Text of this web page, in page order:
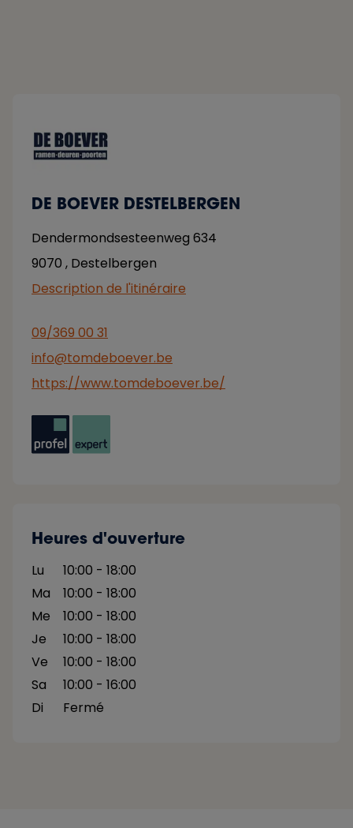
DE BOEVER DESTELBERGEN
Dendermondsesteenweg 634
9070 , Destelbergen
Description de l'itinéraire
09/369 00 31
info@tomdeboever.be
https://www.tomdeboever.be/
Heures d'ouverture
Lu
10:00 - 18:00
Ma
10:00 - 18:00
Me
10:00 - 18:00
Je
10:00 - 18:00
Ve
10:00 - 18:00
Sa
10:00 - 16:00
Di
Fermé